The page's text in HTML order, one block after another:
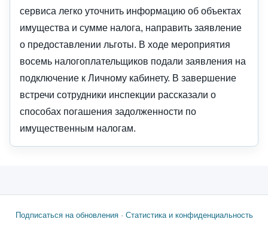
сервиса легко уточнить информацию об объектах
имущества и сумме налога, направить заявление
о предоставлении льготы. В ходе мероприятия
восемь налогоплательщиков подали заявления на
подключение к Личному кабинету. В завершение
встречи сотрудники инспекции рассказали о
способах погашения задолженности по
имущественным налогам.
Подписаться на обновления· Статистика и конфиденциальность